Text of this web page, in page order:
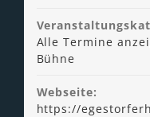
Alle Termine
Bühne
Webseite:
https://